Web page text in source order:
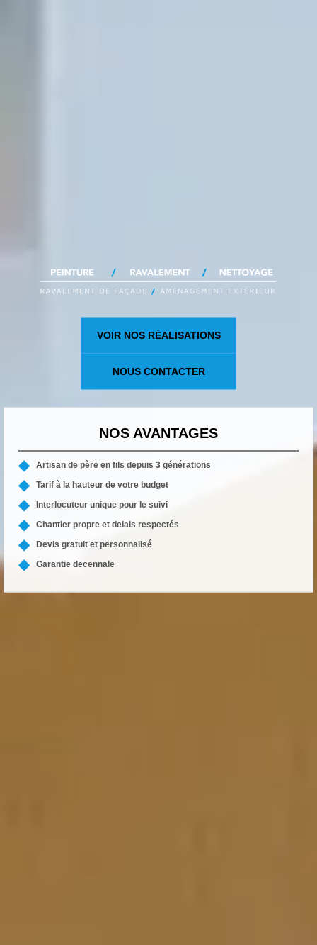
VOIR NOS RÉALISATIONS
NOUS CONTACTER
NOS AVANTAGES
Artisan de père en fils depuis 3 générations
Tarif à la hauteur de votre budget
Interlocuteur unique pour le suivi
Chantier propre et delais respectés
Devis gratuit et personnalisé
Garantie decennale